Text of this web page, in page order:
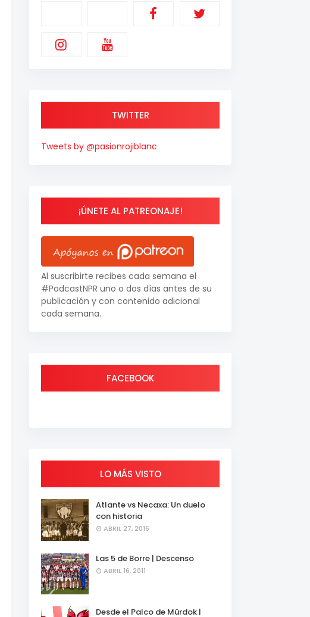
TWITTER
Tweets by @pasionrojiblanc
¡ÚNETE AL PATREONAJE!
Al suscribirte recibes cada semana el
#PodcastNPR uno o dos días antes de su
publicación y con contenido adicional
cada semana.
FACEBOOK
LO MÁS VISTO
Atlante vs Necaxa: Un duelo
con historia
ABRIL 27, 2016
Las 5 de Borre | Descenso
ABRIL 16, 2011
Desde el Palco de Mürdok |